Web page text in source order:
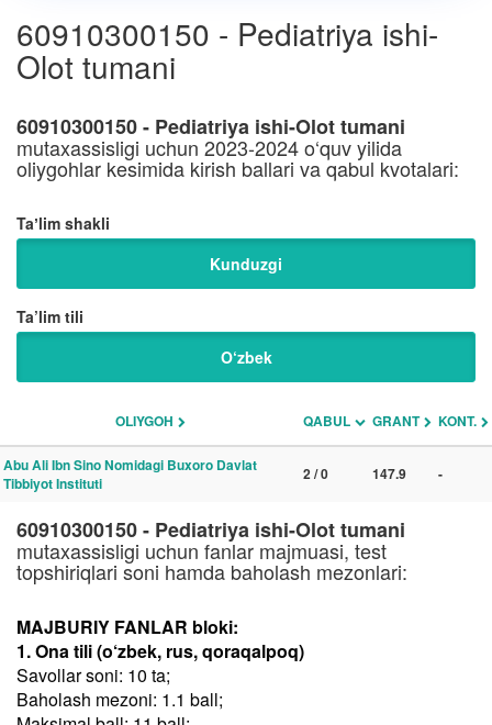
60910300150 - Pediatriya ishi-
Olot tumani
60910300150 - Pediatriya ishi-Olot tumani
mutaxassisligi uchun 2023-2024 o‘quv yilida
oliygohlar kesimida kirish ballari va qabul kvotalari:
Taʼlim shakli
Kunduzgi
Ta’lim tili
O‘zbek
OLIYGOH QABUL GRANT KONT.
Abu Ali Ibn Sino Nomidagi Buxoro Davlat
Tibbiyot Instituti
2 / 0 147.9 -
60910300150 - Pediatriya ishi-Olot tumani
mutaxassisligi uchun fanlar majmuasi, test
topshiriqlari soni hamda baholash mezonlari:
MAJBURIY FANLAR bloki:
1. Ona tili (o‘zbek, rus, qoraqalpoq)
Savollar soni: 10 ta;
Baholash mezoni: 1.1 ball;